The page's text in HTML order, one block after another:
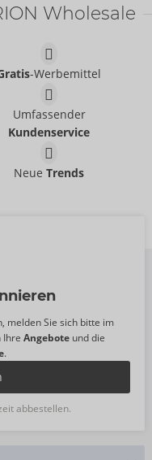
- ORION Brand
39,95 €
Wholesale
-Werbemittel
Umfassender
Kundenservice
NeueTrends
melden Sie sich bitte im
Ihre Angebote und die
.
abbestellen.